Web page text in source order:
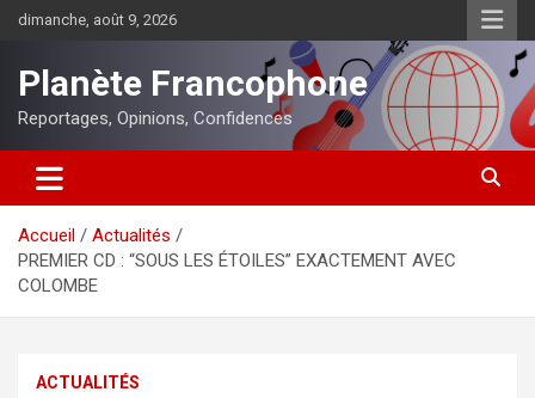
Allerdimanche, août 9, 2026
Planète Francophone
Reportages, Opinions, Confidences
Accueil
Actualités
PREMIER CD : “SOUS LES ÉTOILES” EXACTEMENT AVEC
COLOMBE
ACTUALITÉS